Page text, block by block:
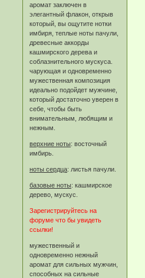
аромат заключен в
элегантный флакон, открыв
который, вы ощутите нотки
имбиря, теплые ноты пачули,
древесные аккорды
кашмирского дерева и
соблазнительного мускуса.
чарующая и одновременно
мужественная композиция
идеально подойдет мужчине,
который достаточно уверен в
себе, чтобы быть
внимательным, любящим и
нежным.
верхние ноты: восточный
имбирь.
ноты сердца: листья пачули.
базовые ноты: кашмирское
дерево, мускус.
Зарегистрируйтесь на
форуме что бы увидеть
ссылки!
мужественный и
одновременно нежный
аромат для сильных мужчин,
способных на сильные